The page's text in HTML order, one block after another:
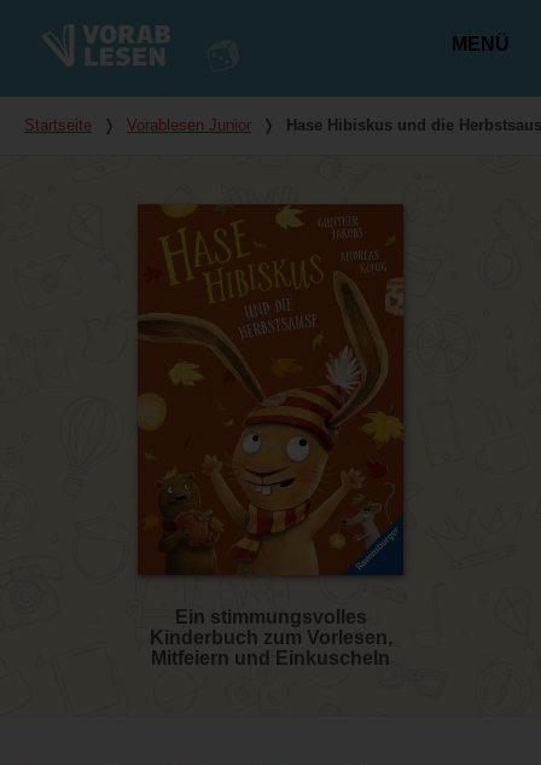
MENÜ
Du bist hier
Startseite ❭ Vorablesen Junior ❭ Hase Hibiskus und die
Ein stimmungsvolles
Kinderbuch zum Vorlesen,
Mitfeiern und Einkuscheln